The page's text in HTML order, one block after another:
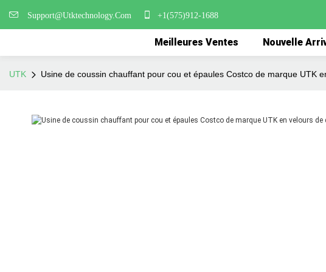
Support@Utktechnology.Com +1(575)912-1688
Meilleures Ventes Nouvelle
UTK Usine de coussin chauffant pour cou et épaules Costco de marque UTK